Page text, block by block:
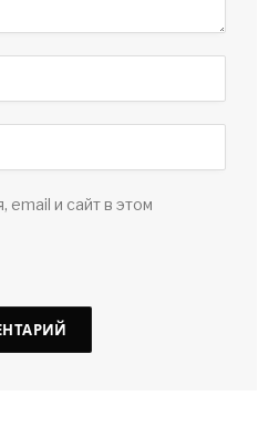
email и сайт в этом